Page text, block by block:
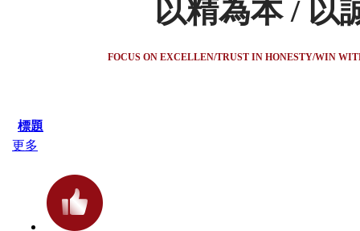
以精為本 / 以
FOCUS ON EXCELLEN/TRUST IN HONESTY/WIN
標題
更多